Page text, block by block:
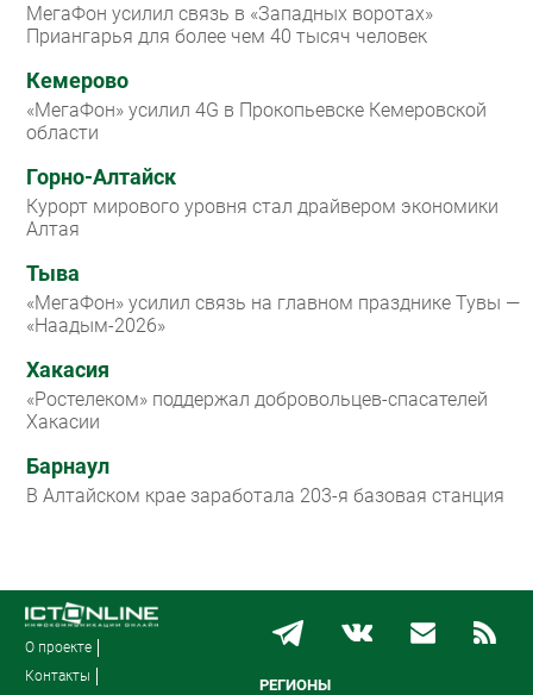
МегаФон усилил связь в «Западных воротах»
Приангарья для более чем 40 тысяч человек
Кемерово
«МегаФон» усилил 4G в Прокопьевске Кемеровской
области
Горно-Алтайск
Курорт мирового уровня стал драйвером экономики
Алтая
Тыва
«МегаФон» усилил связь на главном празднике Тувы —
«Наадым-2026»
Хакасия
«Ростелеком» поддержал добровольцев-спасателей
Хакасии
Барнаул
В Алтайском крае заработала 203-я базовая станция
О проекте
Контакты
РЕГИОНЫ